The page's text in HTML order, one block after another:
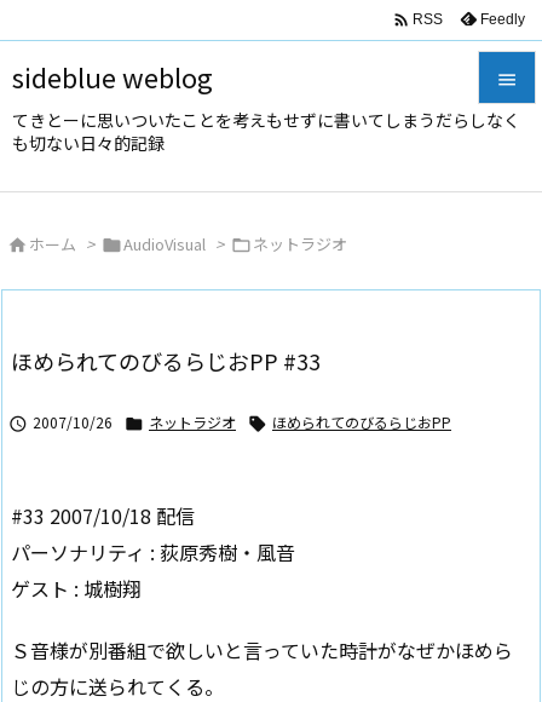
sideblue weblog
てきとーに思いついたことを考えもせずに書いてしまうだらしなく
も切ない日々的記録



 RSS Feedly
 ホーム > AudioVisual > ネットラジオ
ほめられてのびるらじおPP #33
 2007/10/26  ネットラジオ  ほめられてのびるらじおPP
#33 2007/10/18 配信
パーソナリティ : 荻原秀樹・風音
ゲスト : 城樹翔
Ｓ音様が別番組で欲しいと言っていた時計がなぜかほめら
じの方に送られてくる。